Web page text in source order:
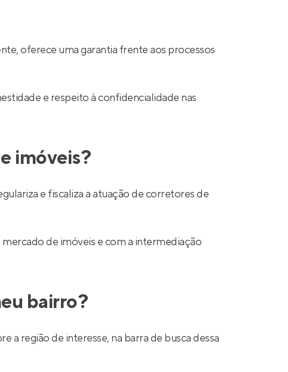
oferece uma garantia frente aos processos
e respeito à confidencialidade nas
imóveis?
e fiscaliza a atuação de corretores de
de imóveis e com a intermediação
bairro?
a região de interesse, na barra de busca dessa